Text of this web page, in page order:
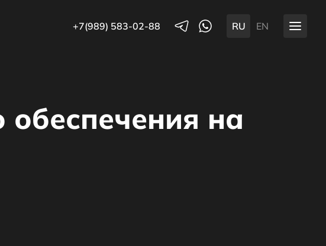
+7(989) 583-02-88 RU EN
на